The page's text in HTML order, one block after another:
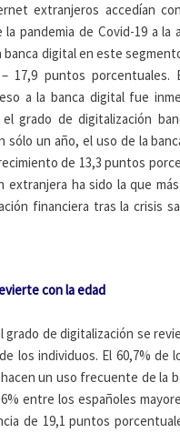
extranjeros accedían
pandemia de Covid-19 a la
banca digital en este
17,9 puntos porcentuales.
a la banca digital fue
grado de digitalización
sólo un año, el uso de la
de 13,3 puntos
extranjera ha sido la que
financiera tras la crisis
con la edad
grado de digitalización se
los individuos. El 60,7% de
un uso frecuente de la
entre los españoles
de 19,1 puntos